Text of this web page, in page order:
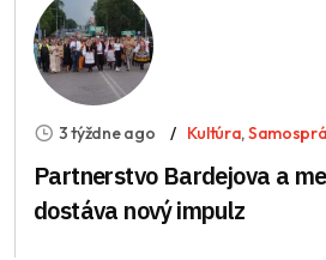
3 týždne ago Kultúra,
Partnerstvo Bardejova a
dostáva nový impulz